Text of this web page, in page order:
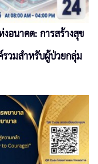
อนาคต: การสร้างสุข
วมสำหรับผู้ป่วยกลุ่ม